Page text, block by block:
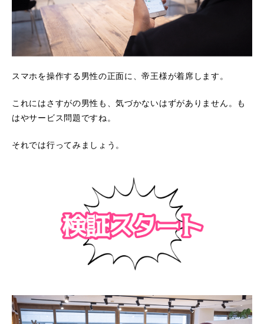
スマホを操作する男性の正面に、帝王様が着席します。
これにはさすがの男性も、気づかないはずがありません。も
はやサービス問題ですね。
それでは行ってみましょう。